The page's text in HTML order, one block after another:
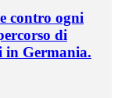
contro ogni
di
in Germania.